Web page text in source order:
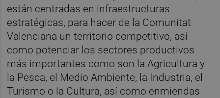
están centradas en infraestructuras
estratégicas, para hacer de la Comunitat
Valenciana un territorio competitivo, así
como potenciar los sectores productivos
más importantes como son la Agricultura y
la Pesca, el Medio Ambiente, la Industria, el
Turismo o la Cultura, así como enmiendas